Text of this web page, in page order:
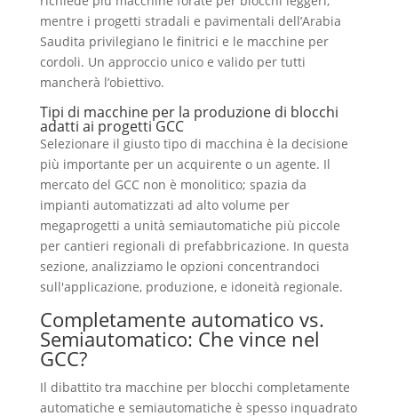
mentre i progetti stradali e pavimentali dell’Arabia
Saudita privilegiano le finitrici e le macchine per
cordoli. Un approccio unico e valido per tutti
mancherà l’obiettivo.
Tipi di macchine per la produzione di blocchi
adatti ai progetti GCC
Selezionare il giusto tipo di macchina è la decisione
più importante per un acquirente o un agente. Il
mercato del GCC non è monolitico; spazia da
impianti automatizzati ad alto volume per
megaprogetti a unità semiautomatiche più piccole
per cantieri regionali di prefabbricazione. In questa
sezione, analizziamo le opzioni concentrandoci
sull'applicazione, produzione, e idoneità regionale.
Completamente automatico vs.
Semiautomatico: Che vince nel
GCC?
Il dibattito tra macchine per blocchi completamente
automatiche e semiautomatiche è spesso inquadrato